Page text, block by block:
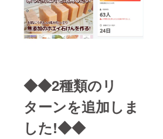
◆◆2種類のリ
ターンを追加しま
した!◆◆